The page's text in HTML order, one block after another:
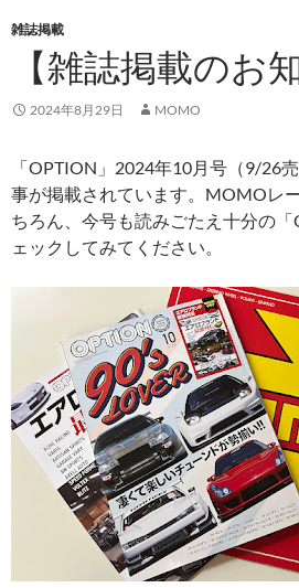
雑誌掲載
【雑誌掲載のお
2024年8月29日 MOMO
「OPTION」2024年10月号（9/26
事が掲載されています。MOMOレ
ちろん、今号も読みごたえ十分の
ェックしてみてください。